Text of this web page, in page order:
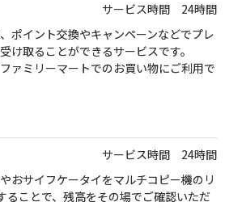
サービス時間 24時間
ポイント交換やキャンペーンなどでプレ
け取ることができるサービスです。
ァミリーマートでのお買い物にご利用で
サービス時間 24時間
おサイフケータイをマルチコピー機のリ
ることで、残高をその場でご確認いただ